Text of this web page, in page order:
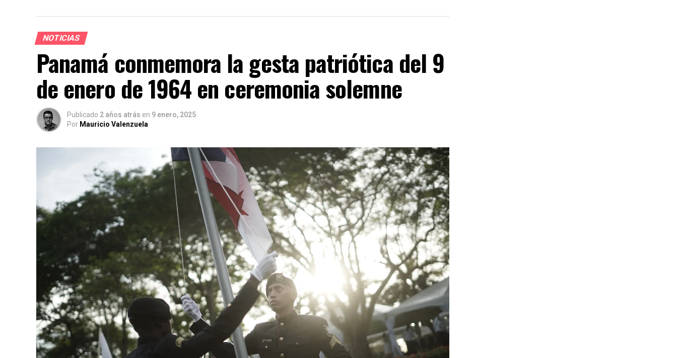
NOTICIAS
Panamá conmemora la gesta patriótica del 9
de enero de 1964 en ceremonia solemne
Publicado 2 años atrás en 9 enero, 2025
Por Mauricio Valenzuela